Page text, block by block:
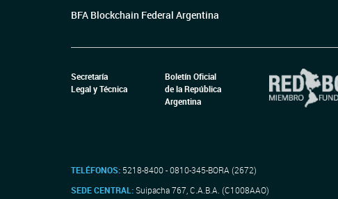
BFA Blockchain Federal Argentina
Secretaría
Legal y Técnica
Boletín Oficial
de la República
Argentina
TELÉFONOS: 5218-8400 - 0810-345-BORA (2672)
SEDE CENTRAL:Suipacha 767, C.A.B.A. (C1008AAO)